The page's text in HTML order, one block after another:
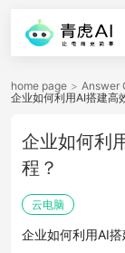
home page > Answer
企业如何利用AI搭建高
企业如何利
程？
云电脑
企业如何利用AI